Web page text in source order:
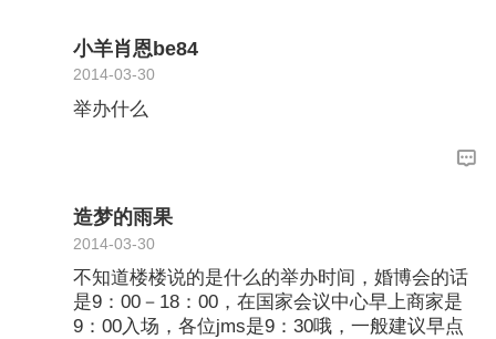
小羊肖恩be84
2014-03-30
举办什么
造梦的雨果
2014-03-30
不知道楼楼说的是什么的举办时间，婚博会的话
是9：00－18：00，在国家会议中心早上商家是
9：00入场，各位jms是9：30哦，一般建议早点